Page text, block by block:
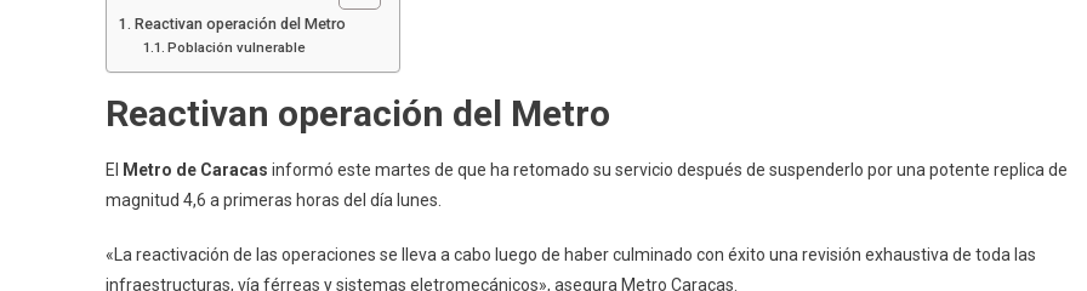
Reactivan operación del Metro
Población vulnerable
Reactivan operación del Metro
El Metro de Caracas informó este martes de que ha retomado su servicio después de suspenderlo por una potente replica de
magnitud 4,6 a primeras horas del día lunes.
«La reactivación de las operaciones se lleva a cabo luego de haber culminado con éxito una revisión exhaustiva de toda las
infraestructuras, vía férreas y sistemas eletromecánicos», asegura Metro Caracas.